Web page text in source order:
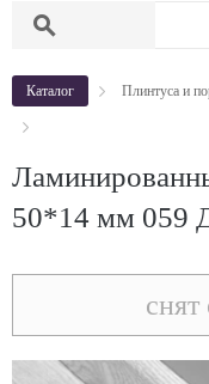
search
Каталог Плинтуса и
50*14 мм 059
снят